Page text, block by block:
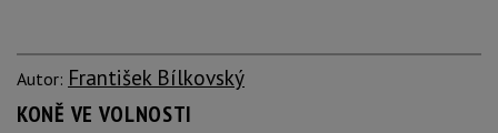
Autor: František Bílkovský
KONĚ VE VOLNOSTI